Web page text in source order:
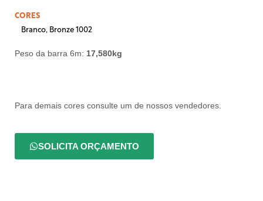
CORES
Branco, Bronze 1002
Peso da barra 6m: 17,580kg
Para demais cores consulte um de nossos vendedores.
SOLICITA ORÇAMENTO